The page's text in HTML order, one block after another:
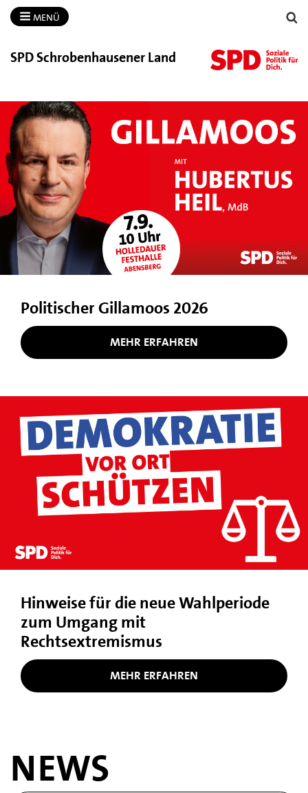
MENÜ
SPD Schrobenhausener Land
Politischer Gillamoos 2026
MEHR ERFAHREN
Hinweise für die neue Wahlperiode
zum Umgang mit
Rechtsextremismus
MEHR ERFAHREN
NEWS